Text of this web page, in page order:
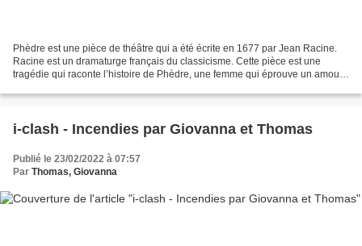
Phèdre est une pièce de théâtre qui a été écrite en 1677 par Jean Racine.
Racine est un dramaturge français du classicisme. Cette pièce est une
tragédie qui raconte l’histoire de Phèdre, une femme qui éprouve un amour
i-clash - Incendies par Giovanna et Thomas
Publié le 23/02/2022 à 07:57
Par Thomas, Giovanna